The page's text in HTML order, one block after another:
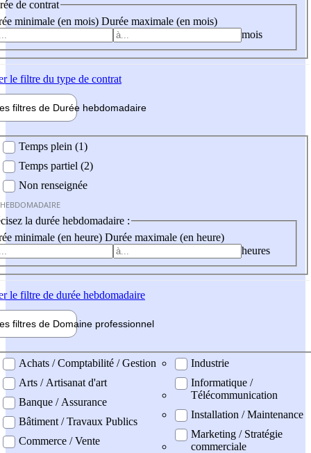
de contrat
minimale (en mois) Durée maximale (en mois)
mois
le filtre du type de contrat
filtres de Durée hebdomadaire
Temps plein (1)
Temps partiel (2)
Non renseignée
la durée hebdomadaire :
minimale (en heure) Durée maximale (en heure)
heures
le filtre de durée hebdomadaire
filtres de Domaine professionnel
professionel
Achats / Comptabilité / Gestion
Arts / Artisanat d'art
Banque / Assurance
Bâtiment / Travaux Publics
Commerce / Vente
Industrie
Informatique /
Télécommunication
Installation / Maintenance
Marketing / Stratégie
commerciale